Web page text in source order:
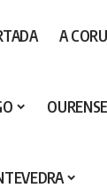
A
OURENSE